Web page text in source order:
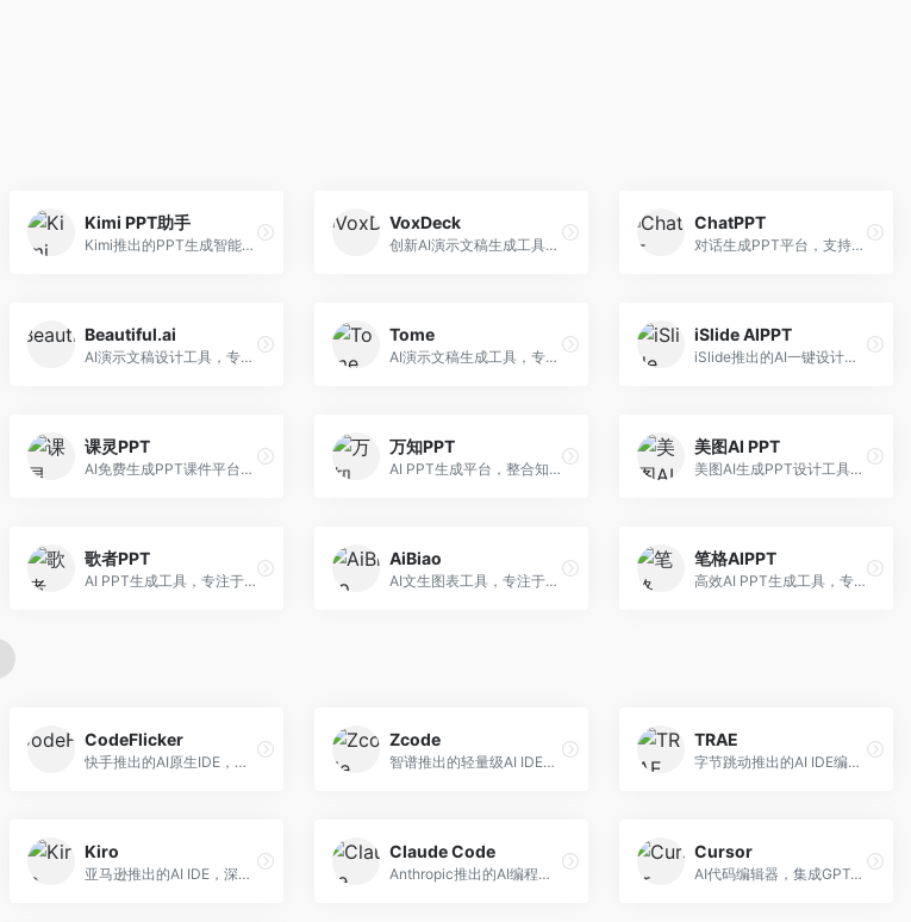
Kimi PPT助手
Kimi推出的PPT生成智能体，整合长文本处理能力。面向职场人士和学生，支持文档解析、PPT生成、内容优化等服务，与Kimi生态深度整合。
VoxDeck
创新AI演示文稿生成工具，支持语音交互创作。面向职场人士，支持语音输入、PPT生成、内容优化等功能，语音创作体验便捷。
ChatPPT
对话生成PPT平台，支持自然语言交互创作。面向职场人士和教育工作者，通过对话方式完成PPT制作，交互体验友好，创作过程直观。
Beautiful.ai
AI演示文稿设计工具，专注于自动化设计排版。面向职场人士，提供智能排版、模板选择、设计优化等服务，设计美观度高。
Tome
AI演示文稿生成工具，专注于故事化演示创作。面向创业者和营销人员，提供故事叙述、视觉设计、内容生成等服务，演示文稿叙事性强。
iSlide AIPPT
iSlide推出的AI一键设计精美PPT工具。面向PPT设计用户，提供模板库、内容生成、设计优化等服务，与iSlide插件深度整合。
课灵PPT
AI免费生成PPT课件平台，专注于教育场景。面向教师和教育工作者，提供课件生成、教学设计、模板选择等服务，教育适配性强。
万知PPT
AI PPT生成平台，整合知识库与创作功能。面向职场人士，支持内容检索、PPT生成、设计优化等服务，知识整合能力强。
美图AI PPT
美图AI生成PPT设计工具，整合图像处理能力。面向设计师和职场人士，提供PPT生成、图片美化、设计优化等服务，视觉设计美观。
歌者PPT
AI PPT生成工具，专注于演示文稿智能创作。面向职场人士，支持主题输入、内容生成、设计美化等功能，PPT制作效率高。
AiBiao
AI文生图表工具，专注于数据可视化展示。面向数据分析师和职场人士，提供图表生成、数据可视化、PPT嵌入等服务，数据展示专业。
笔格AIPPT
高效AI PPT生成工具，专注于演示文稿智能创作。面向职场人士，支持主题输入、内容生成、设计美化等功能，PPT制作效率高。
CodeFlicker
快手推出的AI原生IDE，专注于短视频相关开发。面向快手生态开发者，提供代码生成、调试辅助等服务，与快手开发生态深度整合。
Zcode
智谱推出的轻量级AI IDE，基于GLM模型。面向开发者，提供智能代码补全、代码生成、错误检测等服务，中文编程支持好。
TRAE
字节跳动推出的AI IDE编程工具，深度集成大模型能力。面向开发者，提供智能代码补全、代码解释、重构优化等服务，编程效率显著提升。
Kiro
亚马逊推出的AI IDE，深度整合AWS云服务。面向AWS开发者，提供代码生成、云服务集成、部署自动化等服务，与AWS生态无缝衔接。
Claude Code
Anthropic推出的AI编程工具，基于Claude模型。面向开发者，提供代码生成、代码审查、调试辅助等服务，代码质量高，推理能力强。
Cursor
AI代码编辑器，集成GPT-4模型，专注于智能编程辅助。面向开发者，提供代码生成、代码解释、错误修复等服务，编程体验流畅，开发效率高。